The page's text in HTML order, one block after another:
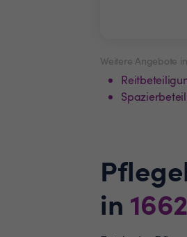
Weitere Angebote
in 1662